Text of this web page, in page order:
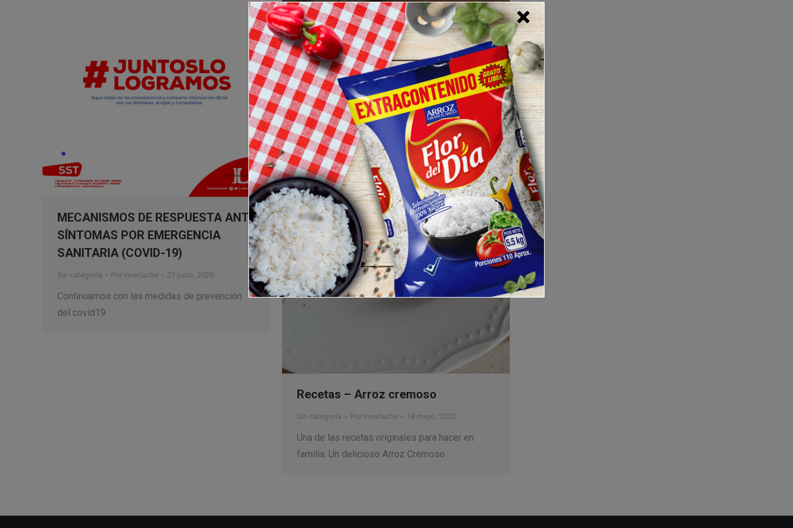
MECANISMOS DE RESPUESTA ANTE
SÍNTOMAS POR EMERGENCIA
SANITARIA (COVID-19)
Sin categoría Por Inverlache 21 junio, 2020
Continuamos con las medidas de prevención
del covid19
Recetas – Arroz cremoso
Sin categoría Por Inverlache 18 mayo, 2020
Una de las recetas originales para hacer en
familia. Un delicioso Arroz Cremoso